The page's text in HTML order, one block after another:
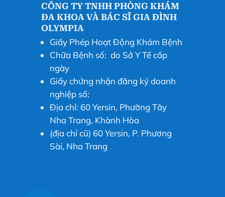
CÔNG TY TNHH PHÒNG KHÁM
ĐA KHOA VÀ BÁC SĨ GIA ĐÌNH
OLYMPIA
Giấy Phép Hoạt Động Khám Bệnh
Chữa Bệnh số: do Sở Y Tế cấp
ngày
Giấy chứng nhận đăng ký doanh
nghiệp số:
Địa chỉ: 60 Yersin, Phường Tây
Nha Trang, Khành Hòa
(địa chỉ cũ) 60 Yersin, P. Phương
Sài, Nha Trang